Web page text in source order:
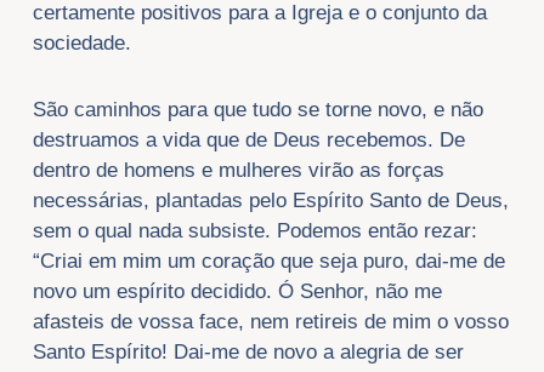
certamente positivos para a Igreja e o conjunto da
sociedade.
São caminhos para que tudo se torne novo, e não
destruamos a vida que de Deus recebemos. De
dentro de homens e mulheres virão as forças
necessárias, plantadas pelo Espírito Santo de Deus,
sem o qual nada subsiste. Podemos então rezar:
“Criai em mim um coração que seja puro, dai-me de
novo um espírito decidido. Ó Senhor, não me
afasteis de vossa face, nem retireis de mim o vosso
Santo Espírito! Dai-me de novo a alegria de ser